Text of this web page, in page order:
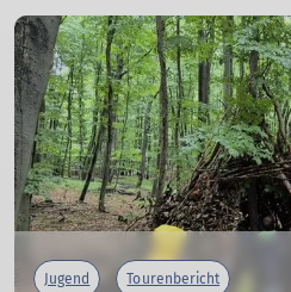
07.08.2025
mehr erfahren
Jugend Tourenbericht